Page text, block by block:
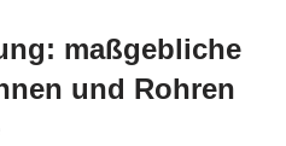
maßgebliche
und Rohren